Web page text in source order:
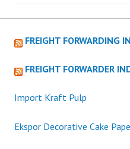
FREIGHT FORWARDING
FREIGHT FORWARDER
Import Kraft Pulp
Ekspor Decorative Cake